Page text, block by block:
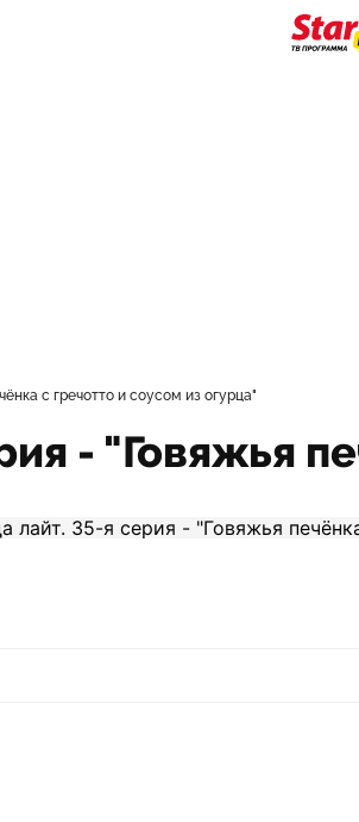
с гречотто и соусом из огурца"
- "Говяжья